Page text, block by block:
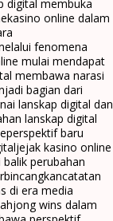
digital membuka
kasino online dalam
fenomena
mulai mendapat
membawa narasi
bagian dari
lanskap digital dan
lanskap digital
perspektif baru
jejak kasino online
balik perubahan
catatan
di era media
wins dalam